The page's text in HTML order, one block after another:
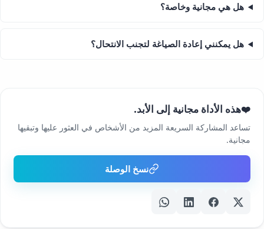
هل هي مجانية وخاصة؟
هل يمكنني إعادة الصياغة لتجنب الانتحال؟
❤️هذه الأداة مجانية إلى الأبد.
تساعد المشاركة السريعة المزيد من الأشخاص في العثور عليها وتبقيها
مجانية.
نسخ الوصلة